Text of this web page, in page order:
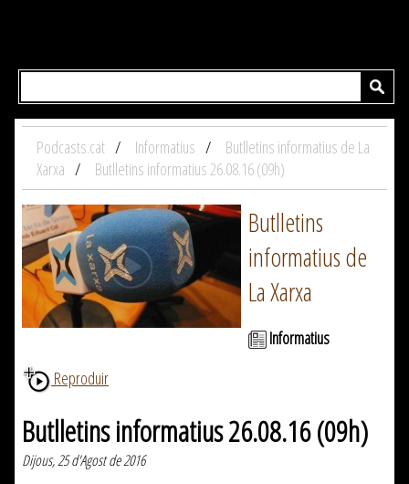
Podcasts.cat Informatius
Butlletins informatius de La
Xarxa
Butlletins informatius 26.08.16 (09h)
Butlletins
informatius de
La Xarxa
Informatius
Reproduir
Butlletins informatius 26.08.16 (09h)
Dijous, 25 d'Agost de 2016